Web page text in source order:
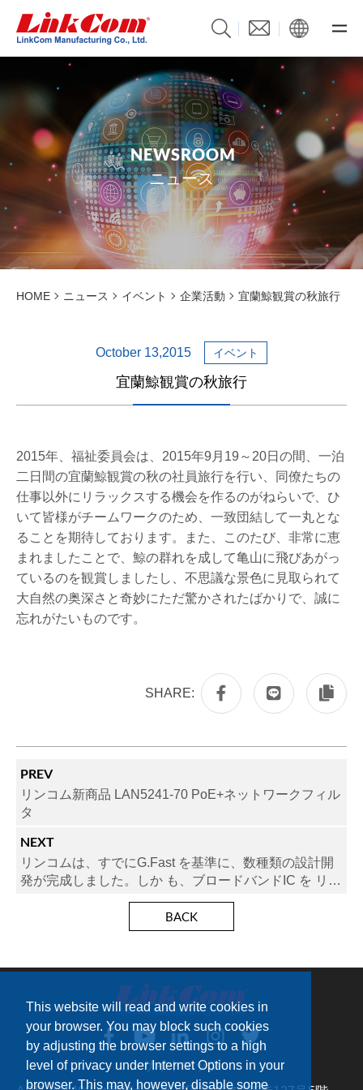
This website will read and write cookies in
your browser. You may block such cookies
by adjusting the browser settings to a high
level of privacy under Internet Options in your
browser. This may, however, disable some
NEWSROOM
ニュース
HOME ニュース イベント 企業活動 宜蘭鯨観賞の秋旅行
October 13,2015 イベント
宜蘭鯨観賞の秋旅行
2015年、福祉委員会は、2015年9月19～20日の間、一泊
二日間の宜蘭鯨観賞の秋の社員旅行を行い、同僚たちの
仕事以外にリラックスする機会を作るのがねらいで、ひ
いて皆様がチームワークのため、一致団結して一丸とな
ることを期待しております。また、このたび、非常に恵
まれましたことで、鯨の群れを成して亀山に飛びあがっ
ているのを観賞しましたし、不思議な景色に見取られて
大自然の奥深さと奇妙にただ驚かされたばかりで、誠に
忘れがたいものです。
SHARE:
PREV
リンコム新商品 LAN5241-70 PoE+ネットワークフィル
タ
NEXT
リンコムは、すでにG.Fast を基準に、数種類の設計開
発が完成しました。しか も、ブロードバンドIC を リー
BACK
サイトマップ